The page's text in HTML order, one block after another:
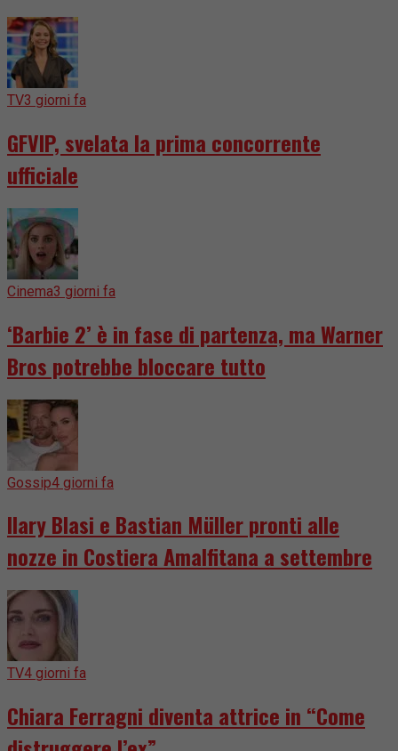
TV3 giorni fa
GFVIP, svelata la prima concorrente
ufficiale
Cinema3 giorni fa
‘Barbie 2’ è in fase di partenza, ma Warner
Bros potrebbe bloccare tutto
Gossip4 giorni fa
Ilary Blasi e Bastian Müller pronti alle
nozze in Costiera Amalfitana a settembre
TV4 giorni fa
Chiara Ferragni diventa attrice in “Come